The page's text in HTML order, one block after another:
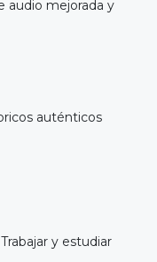
audio mejorada y
auténticos
y estudiar